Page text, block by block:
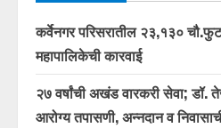
कर्वेनगर परिसरातील २३,१३०
महापालिकेची कारवाई
२७ वर्षांची अखंड वारकरी सेवा; डॉ.
आरोग्य तपासणी, अन्नदान व